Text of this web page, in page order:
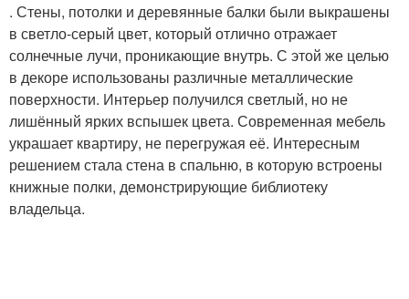
. Стены, потолки и деревянные балки были выкрашены
в светло-серый цвет, который отлично отражает
солнечные лучи, проникающие внутрь. С этой же целью
в декоре использованы различные металлические
поверхности. Интерьер получился светлый, но не
лишённый ярких вспышек цвета. Современная мебель
украшает квартиру, не перегружая её. Интересным
решением стала стена в спальню, в которую встроены
книжные полки, демонстрирующие библиотеку
владельца.